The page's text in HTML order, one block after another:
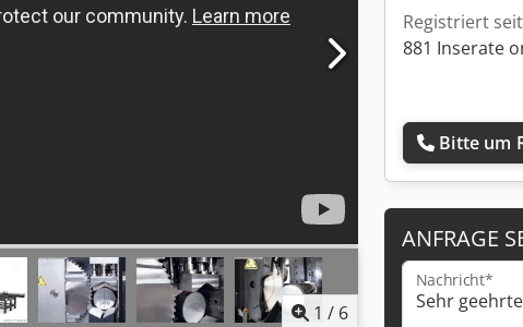
1 / 6
Registriert
881 Inserate
Bitte um
ANFRAGE
Nachricht*